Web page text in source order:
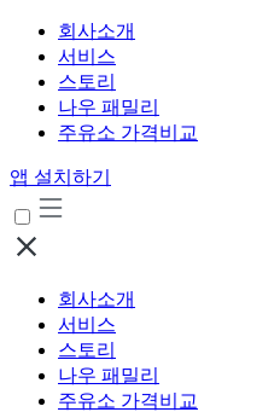
회사소개
서비스
스토리
나우 패밀리
주유소 가격비교
앱 설치하기
회사소개
서비스
스토리
나우 패밀리
주유소 가격비교